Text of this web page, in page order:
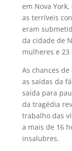
em Nova
as terríveis
eram
da cidade de
mulheres e 23
As chances
as saídas da
saída para
da tragédia
trabalho das
a mais de 16
insalubres.